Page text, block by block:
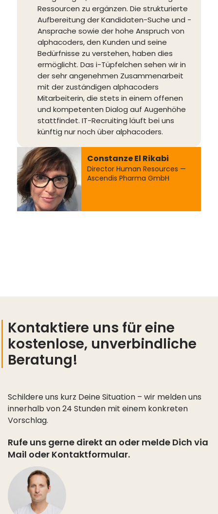
Constanze El Rikabi
Director Human Resources —
Ascendis Pharma GmbH
Ressourcen zu ergänzen. Die strukturierte
Aufbereitung der Kandidaten-Suche und -
Ansprache sowie der hohe Anspruch von
alphacoders, den Kunden und seine
Bedürfnisse zu verstehen, haben dies
ermöglicht. Das i-Tüpfelchen sehen wir in
der sehr angenehmen Zusammenarbeit
mit der zuständigen alphacoders
Mitarbeiterin, die stets in einem offenen
und kompetenten Dialog auf Augenhöhe
stattfindet. IT-Recruiting läuft bei uns
künftig nur noch über alphacoders.
Kontaktiere uns für eine
kostenlose, unverbindliche
Beratung!
Schildere uns kurz Deine Situation – wir melden uns
innerhalb von 24 Stunden mit einem konkreten
Vorschlag.
Rufe uns gerne direkt an oder melde Dich via
Mail oder Kontaktformular.